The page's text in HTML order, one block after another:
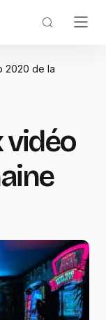
2020 de la
vidéo